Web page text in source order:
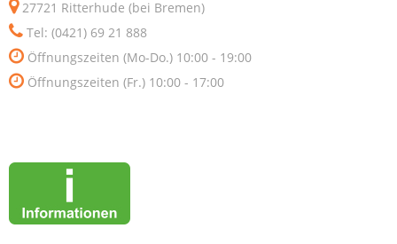
27721 Ritterhude (bei Bremen)
Tel: (0421) 69 21 888
Öffnungszeiten (Mo-Do.) 10:00 - 19:00
Öffnungszeiten (Fr.) 10:00 - 17:00